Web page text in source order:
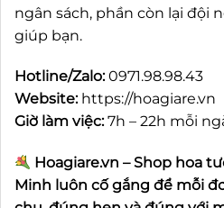
ngân sách, phần còn lại đội
giúp bạn.
Hotline/Zalo:0971.98.98.43
Website: https://hoagiare.vn
Giờ làm việc:7h – 22h mỗi
Hoagiare.vn – Shop hoa
Minh luôn cố gắng để mỗi